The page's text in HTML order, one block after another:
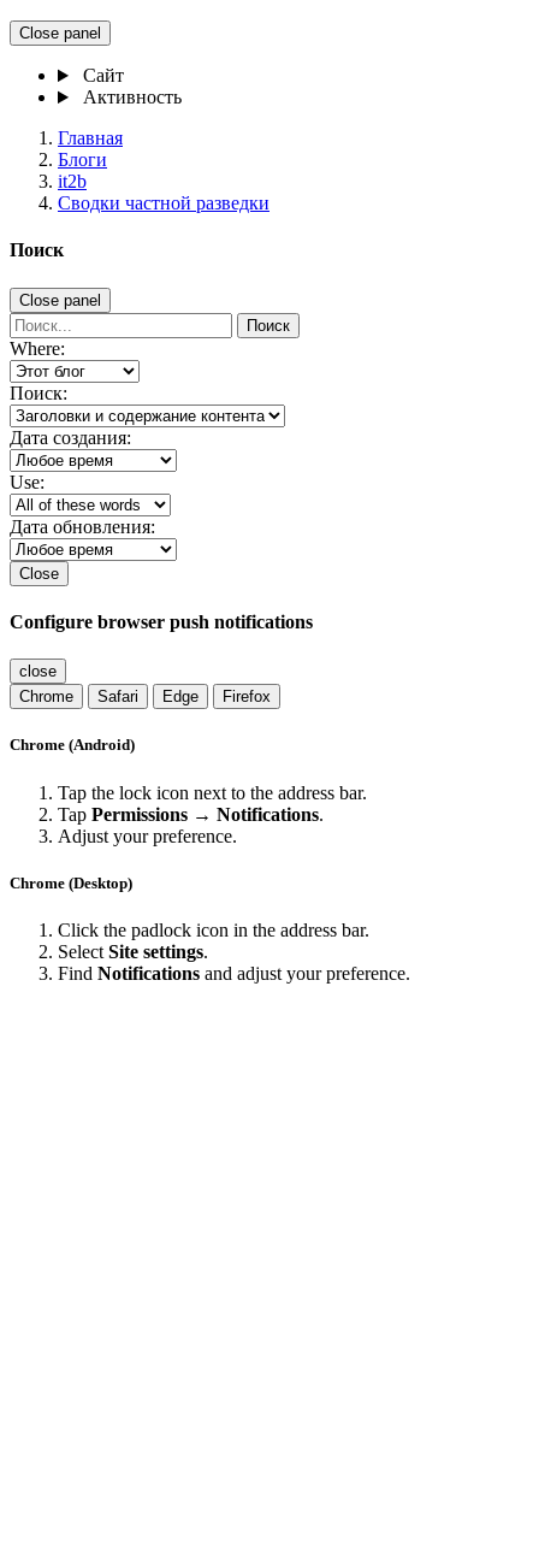
Close panel
Сайт
Активность
Главная
Блоги
it2b
Сводки частной разведки
Поиск
Close panel
Поиск
Where:
Поиск:
Дата создания:
Use:
Дата обновления:
Close
Configure browser push notifications
close
Chrome
Safari Edge Firefox
Chrome (Android)
Tap the lock icon next to the address bar.
Tap Permissions → Notifications.
Adjust your preference.
Chrome (Desktop)
Click the padlock icon in the address bar.
Select Site settings.
Find Notifications and adjust your preference.